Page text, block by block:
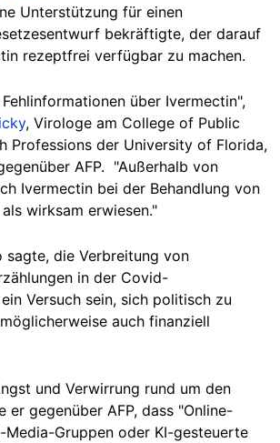
Unterstützung für einen
bekräftigte, der darauf
rezeptfrei verfügbar zu machen.
über Ivermectin",
, Virologe am College of Public
Professions der University of Florida,
AFP. "Außerhalb von
Ivermectin bei der Behandlung von
wirksam erwiesen."
sagte, die Verbreitung von
in der Covid-
Versuch sein, sich politisch zu
auch finanziell
und Verwirrung rund um den
er gegenüber AFP, dass "Online-
Media-Gruppen oder KI-gesteuerte